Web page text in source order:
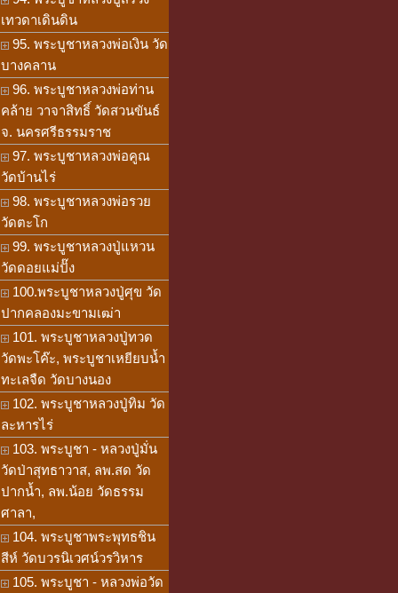
เทวดาเดินดิน
95. พระบูชาหลวงพ่อเงิน วัด
บางคลาน
96. พระบูชาหลวงพ่อท่าน
คล้าย วาจาสิทธิ์ วัดสวนขันธ์
จ. นครศรีธรรมราช
97. พระบูชาหลวงพ่อคูณ
วัดบ้านไร่
98. พระบูชาหลวงพ่อรวย
วัดตะโก
99. พระบูชาหลวงปู่แหวน
วัดดอยแม่ปั๊ง
100.พระบูชาหลวงปู่ศุข วัด
ปากคลองมะขามเฒ่า
101. พระบูชาหลวงปู่ทวด
วัดพะโค๊ะ, พระบูชาเหยียบน้ำ
ทะเลจืด วัดบางนอง
102. พระบูชาหลวงปู่ทิม วัด
ละหารไร่
103. พระบูชา - หลวงปู่มั่น
วัดป่าสุทธาวาส, ลพ.สด วัด
ปากน้ำ, ลพ.น้อย วัดธรรม
ศาลา,
104. พระบูชาพระพุทธชิน
สีห์ วัดบวรนิเวศน์วรวิหาร
105. พระบูชา - หลวงพ่อวัด